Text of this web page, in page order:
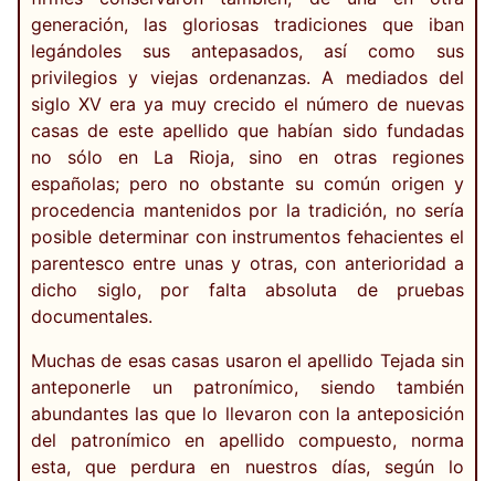
generación, las gloriosas tradiciones que iban
legándoles sus antepasados, así como sus
privilegios y viejas ordenanzas. A mediados del
siglo XV era ya muy crecido el número de nuevas
casas de este apellido que habían sido fundadas
no sólo en La Rioja, sino en otras regiones
españolas; pero no obstante su común origen y
procedencia mantenidos por la tradición, no sería
posible determinar con instrumentos fehacientes el
parentesco entre unas y otras, con anterioridad a
dicho siglo, por falta absoluta de pruebas
documentales.
Muchas de esas casas usaron el apellido Tejada sin
anteponerle un patronímico, siendo también
abundantes las que lo llevaron con la anteposición
del patronímico en apellido compuesto, norma
esta, que perdura en nuestros días, según lo